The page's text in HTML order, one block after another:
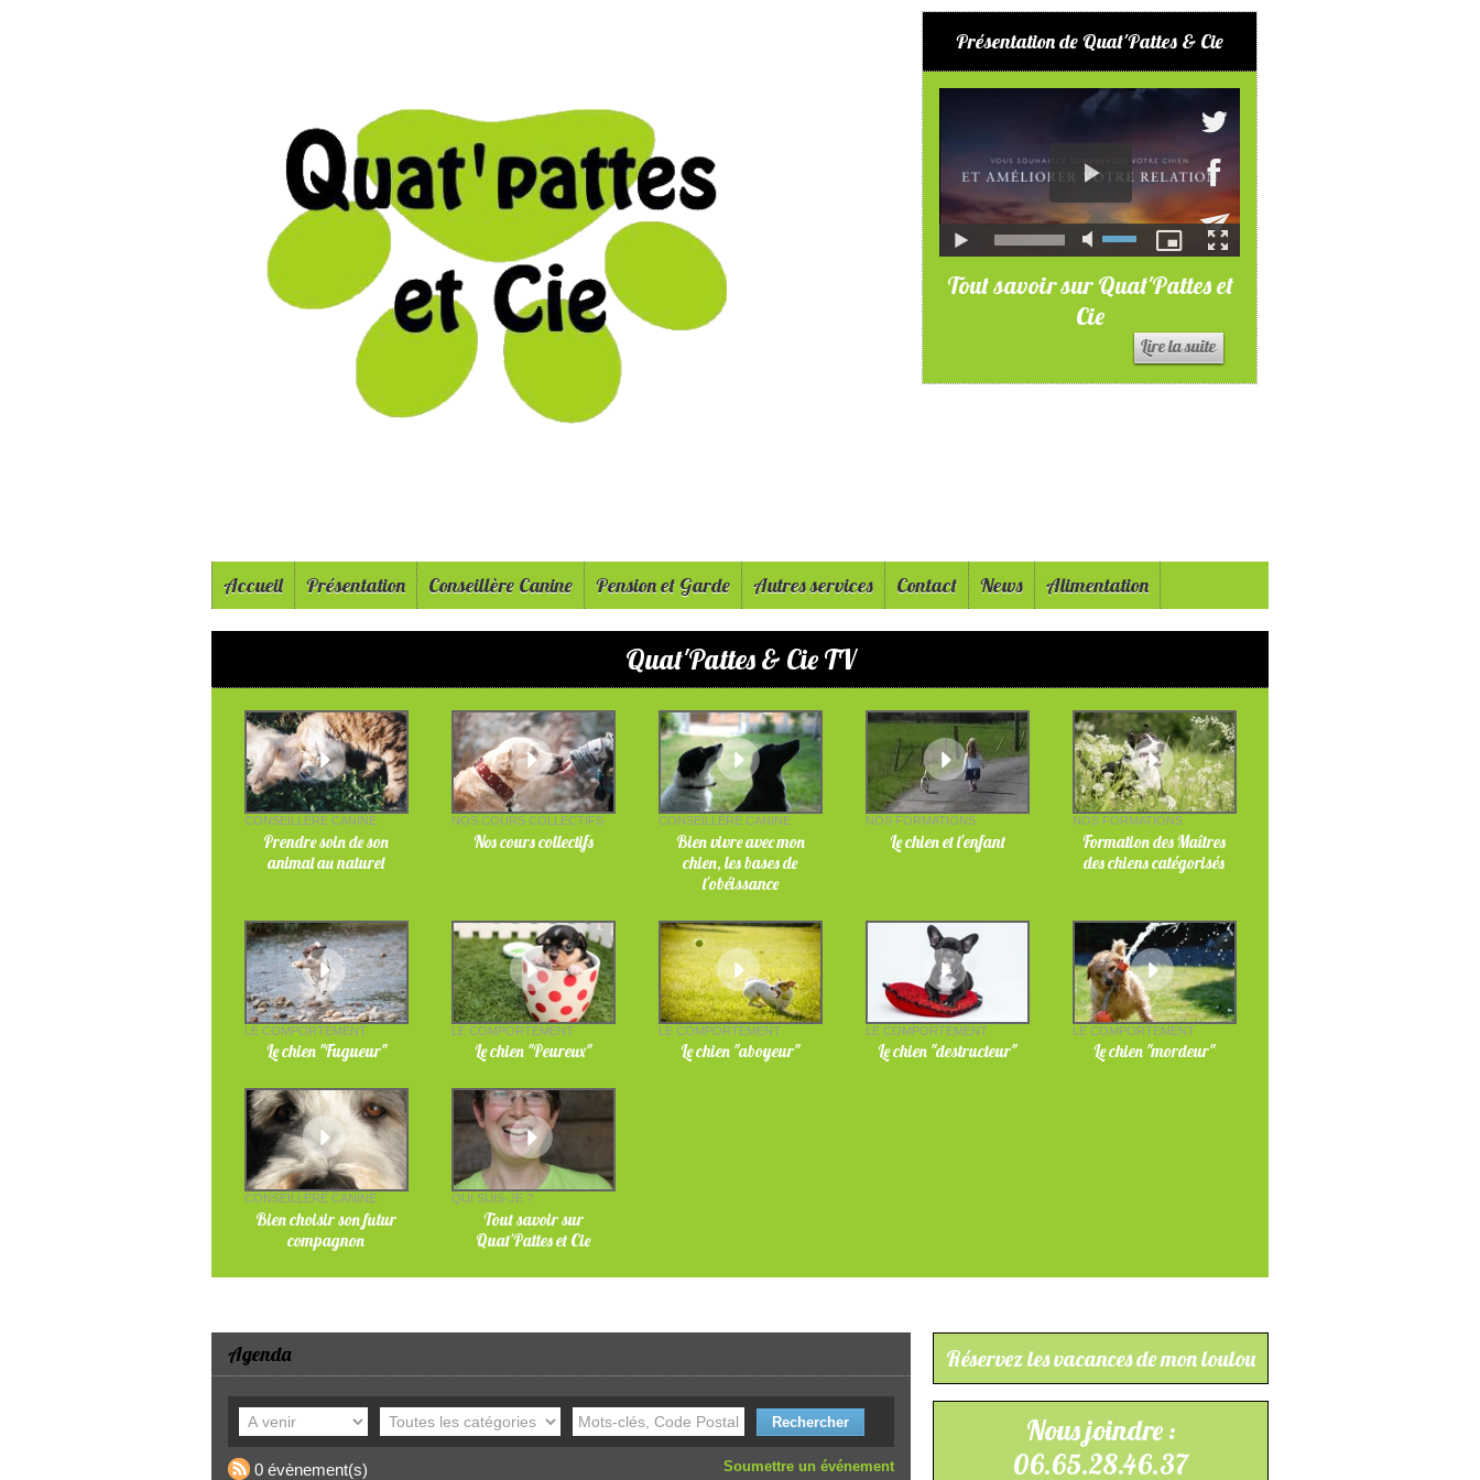
Présentation de Quat'Pattes & Cie
Tout savoir sur Quat'Pattes et
Cie
Accueil Présentation Conseillère Canine Pension et Garde Autres services Contact News Alimentation
Quat'Pattes & Cie TV
CONSEILLÈRE CANINE
Prendre soin de son
animal au naturel
NOS COURS COLLECTIFS
Nos cours collectifs
CONSEILLÈRE CANINE
Bien vivre avec mon
chien, les bases de
l'obéissance
NOS FORMATIONS
Le chien et l'enfant
NOS FORMATIONS
Formation des Maîtres
des chiens catégorisés
LE COMPORTEMENT
Le chien "Fugueur"
LE COMPORTEMENT
Le chien "Peureux"
LE COMPORTEMENT
Le chien "aboyeur"
LE COMPORTEMENT
Le chien "destructeur"
LE COMPORTEMENT
Le chien "mordeur"
CONSEILLÈRE CANINE
Bien choisir son futur
compagnon
QUI SUIS-JE ?
Tout savoir sur
Quat'Pattes et Cie
Agenda
0 évènement(s) Soumettre un événement
Réservez les vacances de mon loulou
Nous joindre :
06.65.28.46.37